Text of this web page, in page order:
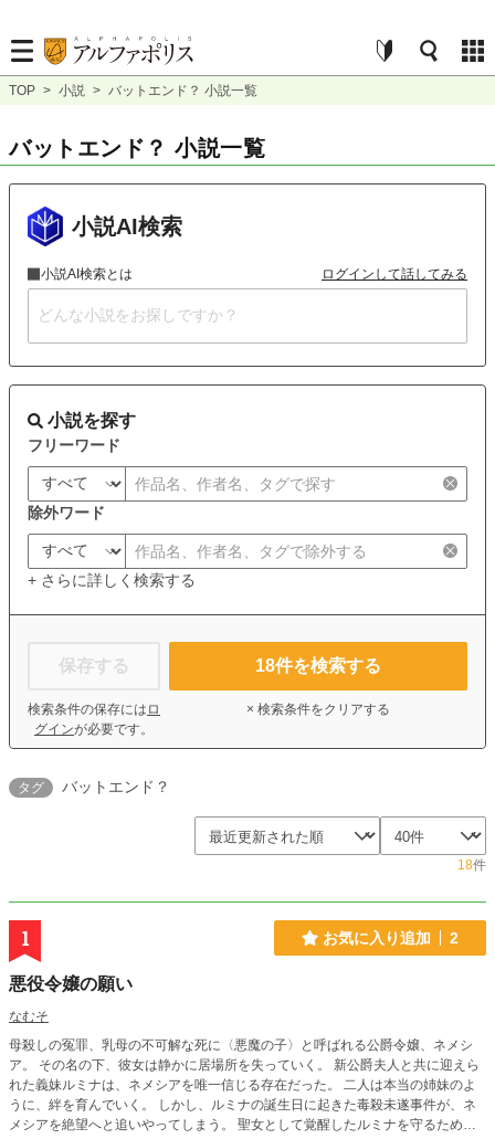
TOP > 小説 > バットエンド？ 小説一覧
バットエンド？ 小説一覧
小説AI検索
小説AI検索とは ログインして話してみる
小説を探す
フリーワード
除外ワード
+ さらに詳しく検索する
保存する
検索条件の保存には ロ
グインが必要です。
18件を検索する
× 検索条件をクリアする
タグ バットエンド？
18件
1 お気に入り追加 2
悪役令嬢の願い
なむそ
母殺しの冤罪、乳母の不可解な死に〈悪魔の子〉と呼ばれる公爵令嬢、ネメシ
ア。 その名の下、彼女は静かに居場所を失っていく。 新公爵夫人と共に迎えら
れた義妹ルミナは、ネメシアを唯一信じる存在だった。 二人は本当の姉妹のよ
うに、絆を育んでいく。 しかし、ルミナの誕生日に起きた毒殺未遂事件が、ネ
メシアを絶望へと追いやってしまう。 聖女として覚醒したルミナを守るため